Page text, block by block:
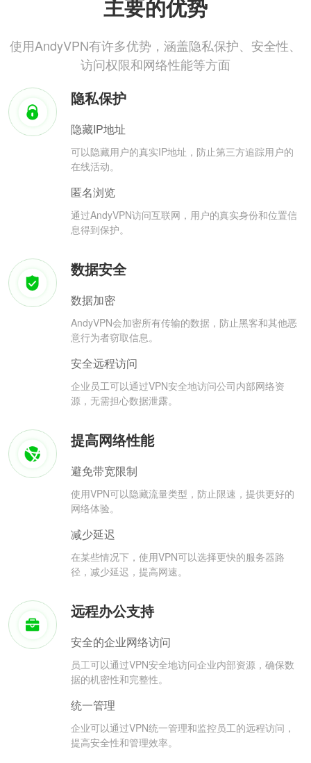
主要的优势
使用AndyVPN有许多优势，涵盖隐私保护、安全性、
访问权限和网络性能等方面
隐私保护
隐藏IP地址
可以隐藏用户的真实IP地址，防止第三方追踪用户的
在线活动。
匿名浏览
通过AndyVPN访问互联网，用户的真实身份和位置信
息得到保护。
数据安全
数据加密
AndyVPN会加密所有传输的数据，防止黑客和其他恶
意行为者窃取信息。
安全远程访问
企业员工可以通过VPN安全地访问公司内部网络资
源，无需担心数据泄露。
提高网络性能
避免带宽限制
使用VPN可以隐藏流量类型，防止限速，提供更好的
网络体验。
减少延迟
在某些情况下，使用VPN可以选择更快的服务器路
径，减少延迟，提高网速。
远程办公支持
安全的企业网络访问
员工可以通过VPN安全地访问企业内部资源，确保数
据的机密性和完整性。
统一管理
企业可以通过VPN统一管理和监控员工的远程访问，
提高安全性和管理效率。